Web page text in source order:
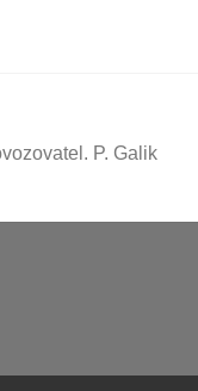
P. Galik